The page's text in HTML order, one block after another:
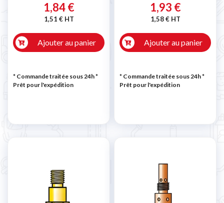
1,84 €
1,51 € HT
Ajouter au panier
* Commande traitée sous 24h*
Prêt pour l'expédition
1,93 €
1,58 € HT
Ajouter au panier
* Commande traitée sous 24h*
Prêt pour l'expédition